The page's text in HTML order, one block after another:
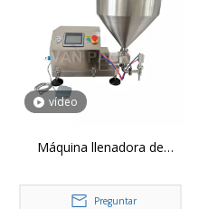
vídeo
Máquina llenadora de
cabezal único ZT-10
Preguntar